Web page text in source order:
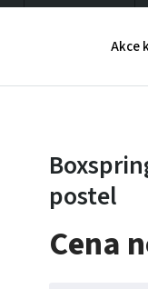
Akce
postel
Cena